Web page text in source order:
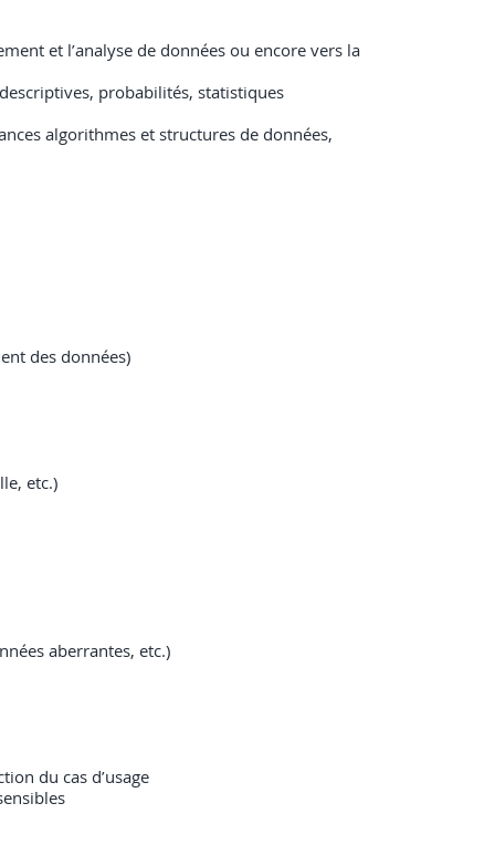
et l’analyse de données ou encore vers la
probabilités, statistiques
algorithmes et structures de données,
des données)
etc.)
aberrantes, etc.)
du cas d’usage